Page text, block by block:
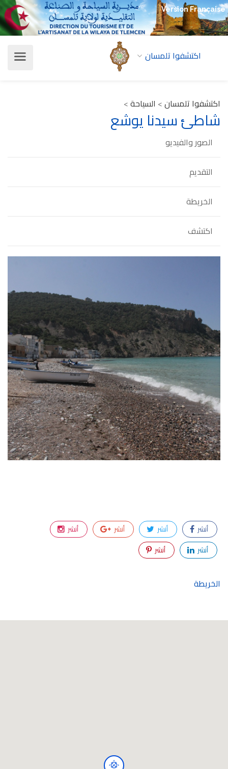
Version Française
اكتشفوا تلمسان
اكتشفوا تلمسان> السياحة>
شاطئ سيدنا يوشع
الصور والفيديو
التقديم
الخريطة
اكتشف
أنشر أنشر أنشر
أنشر
أنشر
أنشر
الخريطة